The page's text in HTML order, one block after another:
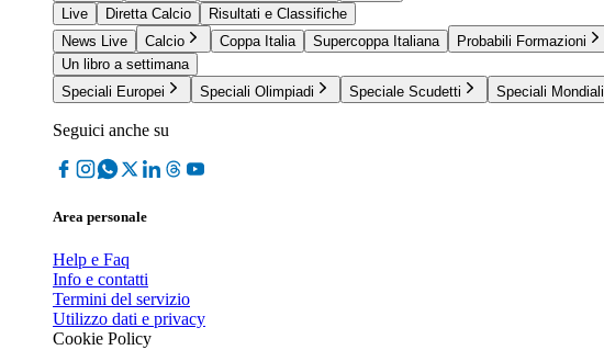
Live
Diretta Calcio
Risultati e Classifiche
News Live
Calcio Coppa Italia Supercoppa Italiana Probabili Formazioni
Un libro a settimana
Speciali Europei
Speciali Olimpiadi Speciale Scudetti Speciali Mondiali
Seguici anche su
Area personale
Help e Faq
Info e contatti
Termini del servizio
Utilizzo dati e privacy
Cookie Policy